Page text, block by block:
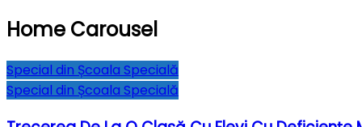
Home Carousel
Special din Școala Specială
Special din Școala Specială